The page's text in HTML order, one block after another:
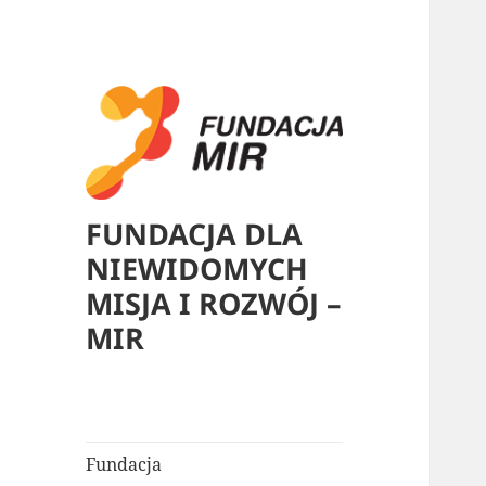
FUNDACJA DLA
NIEWIDOMYCH
MISJA I ROZWÓJ –
MIR
Fundacja